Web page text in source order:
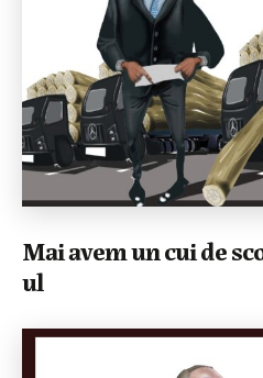
Mai avem un cui de
ul